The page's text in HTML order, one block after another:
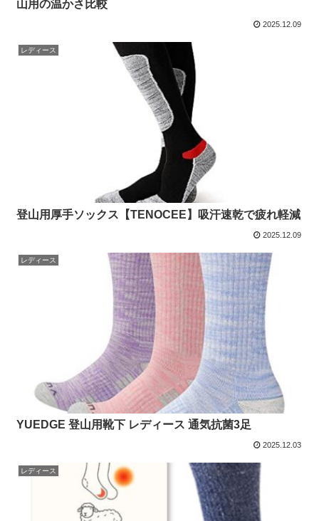
山用の温かさ比較
2025.12.09
レディース
登山用厚手ソックス【TENOCEE】吸汗速乾で疲れ軽減
2025.12.09
レディース
YUEDGE 登山用靴下 レディース 通気抗菌3足
2025.12.03
レディース